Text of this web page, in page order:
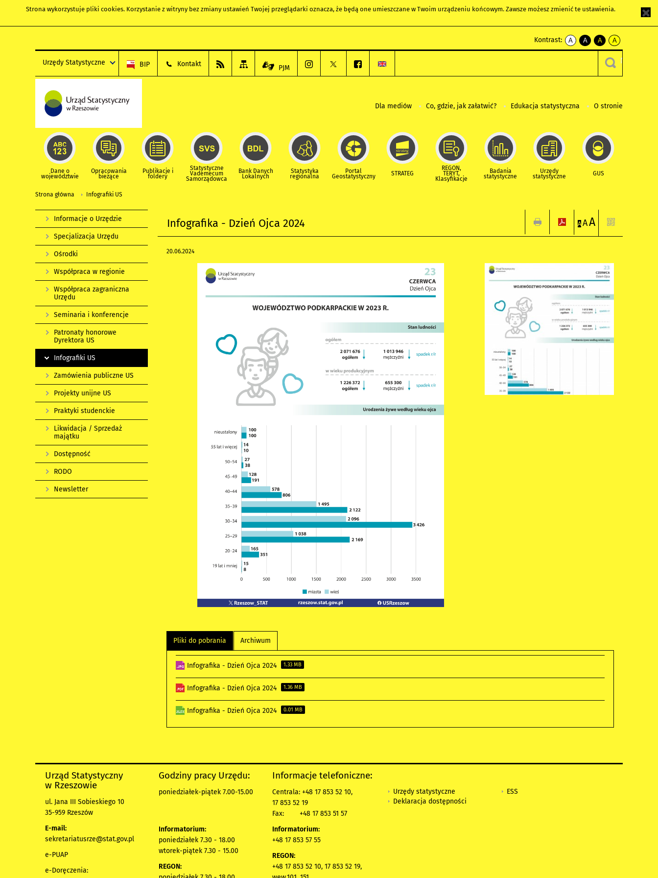
Strona wykorzystuje pliki cookies. Korzystanie z witryny bez zmiany ustawień Twojej przeglądarki oznacza, że będą one umieszczane w Twoim urządzeniu końcowym. Zawsze możesz zmienić te ustawienia.
Kontrast:
A
kontrast
A
kontrast
czarnym
A
kontrast
żółty
tekst
czarnym
A
kontrast
czarny
tekst
żółtym
Urzędy Statystyczne BIP Kontakt PJM
Dla mediów Co, gdzie, jak załatwić? Edukacja statystyczna O stronie
Dane o
województwie
Opracowania
bieżące
Publikacje i
foldery
Statystyczne
Vademecum
Samorządowca
Bank Danych
Lokalnych
Statystyka
regionalna
Portal
Geostatystyczny STRATEG
REGON,
TERYT,
Klasyfikacje
Badania
statystyczne
Urzędy
statystyczne GUS
Strona główna Infografiki US
Infografika - Dzień Ojca 2024 A AA
20.06.2024
Pliki do pobrania Archiwum
Infografika - Dzień Ojca 2024 1.33 MB
Infografika - Dzień Ojca 2024 1.36 MB
Infografika - Dzień Ojca 2024 0.01 MB
Informacje o Urzędzie
Specjalizacja Urzędu
Ośrodki
Współpraca w regionie
Współpraca zagraniczna
Urzędu
Seminaria i konferencje
Patronaty honorowe
Dyrektora US
Infografiki US
Zamówienia publiczne US
Projekty unijne US
Praktyki studenckie
Likwidacja / Sprzedaż
majątku
Dostępność
RODO
Newsletter
Urząd Statystyczny
w Rzeszowie
ul. Jana III Sobieskiego 10
35-959 Rzeszów
E-mail:
sekretariatusrze@stat.gov.pl
e-PUAP
e-Doręczenia:
Godziny pracy Urzędu:
poniedziałek-piątek 7.00-15.00
Informatorium:
poniedziałek 7.30 - 18.00
wtorek-piątek 7.30 - 15.00
REGON:
Informacje telefoniczne:
Centrala: +48 17 853 52 10,
17 853 52 19
Fax:
+48 17 853 51 57
Informatorium:
+48 17 853 57 55
REGON:
+48 17 853 52 10, 17 853 52 19,
Urzędy statystyczne
Deklaracja dostępności
ESS